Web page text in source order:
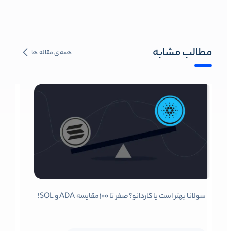
مطالب مشابه همه ی مقاله ها
سولانا بهتر است یا کاردانو؟ صفر تا 100 مقایسه ADA و SOL!